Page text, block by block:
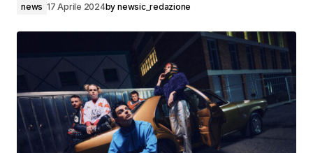
news 17 Aprile 2024by newsic_redazione